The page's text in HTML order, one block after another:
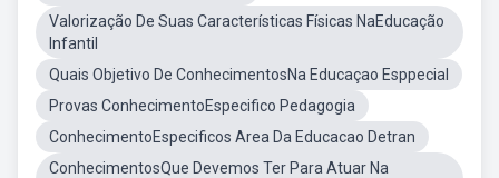
Valorização De Suas Características Físicas NaEducação
Infantil
Quais Objetivo De ConhecimentosNa Educaçao Esppecial
Provas ConhecimentoEspecifico Pedagogia
ConhecimentoEspecificos Area Da Educacao Detran
ConhecimentosQue Devemos Ter Para Atuar Na